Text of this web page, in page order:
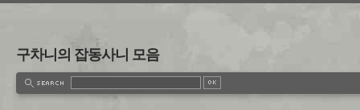
구차니의 잡동사니 모음